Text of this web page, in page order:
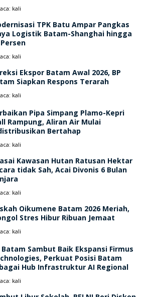
kali
TPK Batu Ampar Pangkas
Logistik Batam-Shanghai hingga
kali
Ekspor Batam Awal 2026, BP
Siapkan Respons Terarah
kali
Pipa Simpang Plamo-Kepri
Rampung, Aliran Air Mulai
Bertahap
kali
Kawasan Hutan Ratusan Hektar
tidak Sah, Acai Divonis 6 Bulan
kali
Oikumene Batam 2026 Meriah,
Stres Hibur Ribuan Jemaat
kali
Batam Sambut Baik Ekspansi Firmus
Perkuat Posisi Batam
Hub Infrastruktur AI Regional
kali